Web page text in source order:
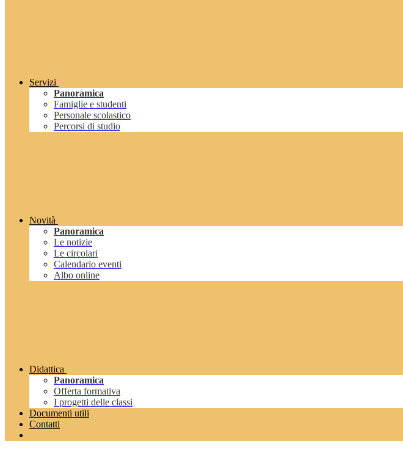
Servizi
Panoramica
Famiglie e studenti
Personale scolastico
Percorsi di studio
Novità
Panoramica
Le notizie
Le circolari
Calendario eventi
Albo online
Didattica
Panoramica
Offerta formativa
I progetti delle classi
Documenti utili
Contatti